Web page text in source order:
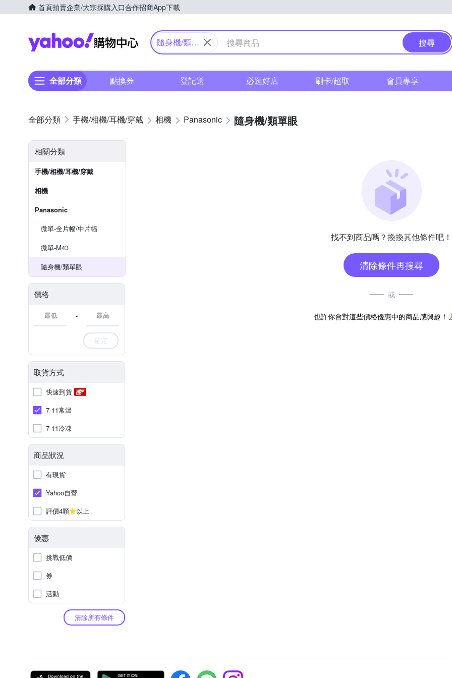
首頁拍賣企業/大宗採購入口合作招商App下載
Yahoo購物中心
隨身機/類單
搜尋
全部分類 點換券 登記送 必逛好店 刷卡/超取 會員專享
手機/相機/耳機/穿戴 相機 Panasonic 隨身機/類單眼
相關分類
手機/相機/耳機/穿戴
相機
Panasonic
微單-全片幅/中片幅
微單-M43
隨身機/類單眼
價格
-
確定
取貨方式
快速到貨
7-11常溫
7-11冷凍
商品狀況
有現貨
Yahoo自營
評價4顆
以上
優惠
挑戰低價
券
活動
清除所有條件
找不到商品嗎？換換其他條件吧！
清除條件再搜尋
或
也許你會對這些價格優惠中的商品感興趣！